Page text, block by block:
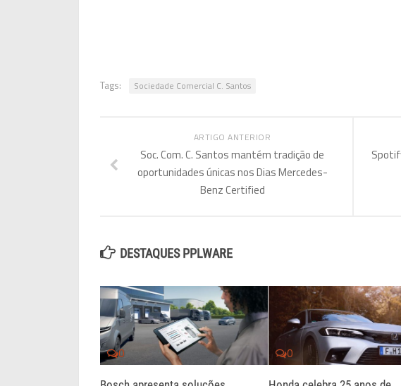
Tags: Sociedade Comercial C. Santos
ARTIGO ANTERIOR
Soc. Com. C. Santos mantém tradição de
oportunidades únicas nos Dias Mercedes-
Benz Certified
DESTAQUES PPLWARE
0 0